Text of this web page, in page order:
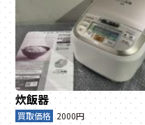
炊飯器
買取価格 2000円